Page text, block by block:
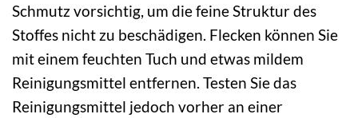
Schmutz vorsichtig, um die feine Struktur des
Stoffes nicht zu beschädigen. Flecken können Sie
mit einem feuchten Tuch und etwas mildem
Reinigungsmittel entfernen. Testen Sie das
Reinigungsmittel jedoch vorher an einer